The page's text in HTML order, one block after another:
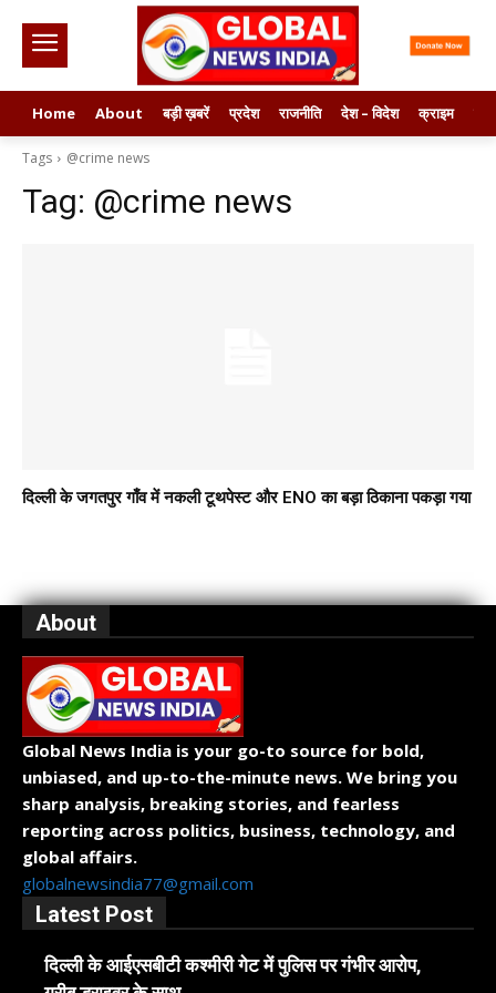
Home About बड़ी ख़बरें प्रदेश राजनीति देश – विदेश क्राइम
Tags @crime news
Tag: @crime news
दिल्ली के जगतपुर गाँव में नकली टूथपेस्ट और ENO का बड़ा ठिकाना पकड़ा गया
About
Global News India is your go-to source for bold,
unbiased, and up-to-the-minute news. We bring you
sharp analysis, breaking stories, and fearless
reporting across politics, business, technology, and
global affairs.
globalnewsindia77@gmail.com
Latest Post
दिल्ली के आईएसबीटी कश्मीरी गेट में पुलिस पर गंभीर आरोप,